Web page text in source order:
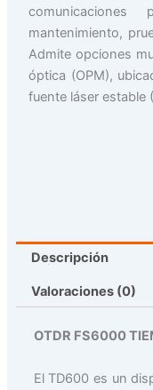
mantenimiento,
Admite opciones
óptica (OPM),
fuente láser estable
Descripción
Valoraciones (0)
OTDR FS6000
El TD600 es un